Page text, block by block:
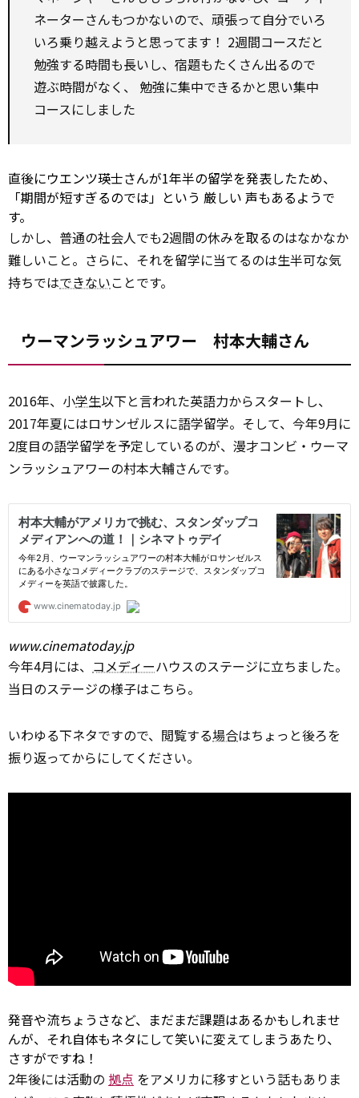
ネーターさんもつかないので、頑張って自分でいろ
いろ乗り越えようと思ってます！ 2週間コースだと
勉強する時間も長いし、宿題もたくさん出るので
遊ぶ時間がなく、 勉強に集中できるかと思い集中
コースにしました
直後にウエンツ瑛士さんが1年半の留学を発表したため、
「期間が短すぎるのでは」という 厳しい 声もあるようで
す。
しかし、普通の社会人でも2週間の休みを取るのはなかなか
難しいこと。さらに、それを留学に当てるのは生半可な気
持ちではできないことです。
ウーマンラッシュアワー 村本大輔さん
2016年、小学生以下と言われた英語力からスタートし、
2017年夏にはロサンゼルスに語学留学。そして、今年9月に
2度目の語学留学を予定しているのが、漫才コンビ・ウーマ
ンラッシュアワーの村本大輔さんです。
www.cinematoday.jp
今年4月には、 コメディーハウスのステージに立ちました。
当日のステージの様子はこちら。
いわゆる下ネタですので、閲覧する場合はちょっと後ろを
振り返ってからにしてください。
発音や流ちょうさなど、まだまだ課題はあるかもしれませ
んが、それ自体もネタにして笑いに変えてしまうあたり、
さすがですね！
2年後には活動の 拠点 をアメリカに移すという話もありま